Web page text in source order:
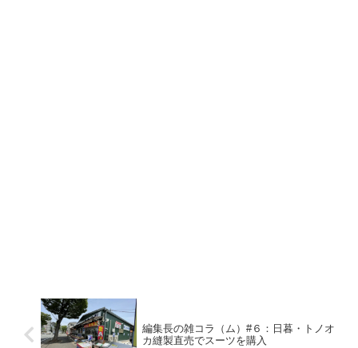
編集長の雑コラ（ム）#６：日暮・トノオ
カ縫製直売でスーツを購入